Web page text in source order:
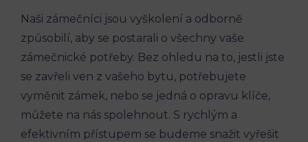
Naši zámečníci jsou vyškolení a odborně
způsobilí, aby se postarali o všechny vaše
zámečnické potřeby. Bez ohledu na to, jestli jste
se zavřeli ven z vašeho bytu, potřebujete
vyměnit zámek, nebo se jedná o opravu klíče,
můžete na nás spolehnout. S rychlým a
efektivním přístupem se budeme snažit vyřešit